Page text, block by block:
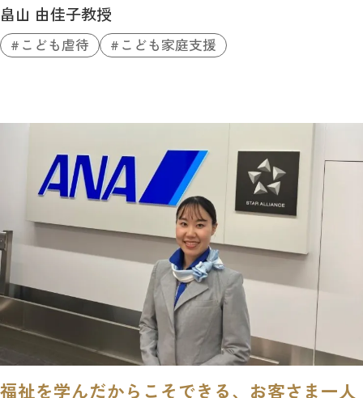
畠山 由佳子教授
こども虐待 こども家庭支援
福祉を学んだからこそできる、お客さま一人